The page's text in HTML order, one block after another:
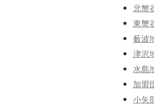
北蟹
東蟹
薮波
津沢
水島
加盟
小矢